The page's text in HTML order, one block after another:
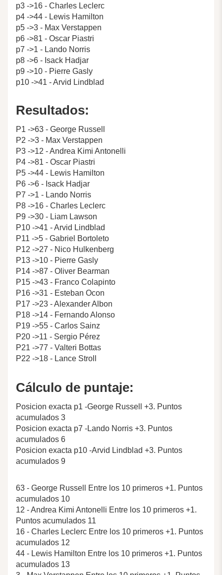
p3 ->16 - Charles Leclerc
p4 ->44 - Lewis Hamilton
p5 ->3 - Max Verstappen
p6 ->81 - Oscar Piastri
p7 ->1 - Lando Norris
p8 ->6 - Isack Hadjar
p9 ->10 - Pierre Gasly
p10 ->41 - Arvid Lindblad
Resultados:
P1 ->63 - George Russell
P2 ->3 - Max Verstappen
P3 ->12 - Andrea Kimi Antonelli
P4 ->81 - Oscar Piastri
P5 ->44 - Lewis Hamilton
P6 ->6 - Isack Hadjar
P7 ->1 - Lando Norris
P8 ->16 - Charles Leclerc
P9 ->30 - Liam Lawson
P10 ->41 - Arvid Lindblad
P11 ->5 - Gabriel Bortoleto
P12 ->27 - Nico Hulkenberg
P13 ->10 - Pierre Gasly
P14 ->87 - Oliver Bearman
P15 ->43 - Franco Colapinto
P16 ->31 - Esteban Ocon
P17 ->23 - Alexander Albon
P18 ->14 - Fernando Alonso
P19 ->55 - Carlos Sainz
P20 ->11 - Sergio Pérez
P21 ->77 - Valteri Bottas
P22 ->18 - Lance Stroll
Cálculo de puntaje:
Posicion exacta p1 -George Russell +3. Puntos
acumulados 3
Posicion exacta p7 -Lando Norris +3. Puntos
acumulados 6
Posicion exacta p10 -Arvid Lindblad +3. Puntos
acumulados 9
63 - George Russell Entre los 10 primeros +1. Puntos
acumulados 10
12 - Andrea Kimi Antonelli Entre los 10 primeros +1.
Puntos acumulados 11
16 - Charles Leclerc Entre los 10 primeros +1. Puntos
acumulados 12
44 - Lewis Hamilton Entre los 10 primeros +1. Puntos
acumulados 13